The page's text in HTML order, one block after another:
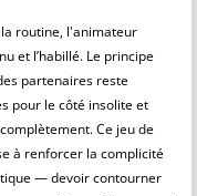
routine, l'animateur
et l’habillé. Le principe
partenaires reste
pour le côté insolite et
Ce jeu de
à renforcer la complicité
— devoir contourner